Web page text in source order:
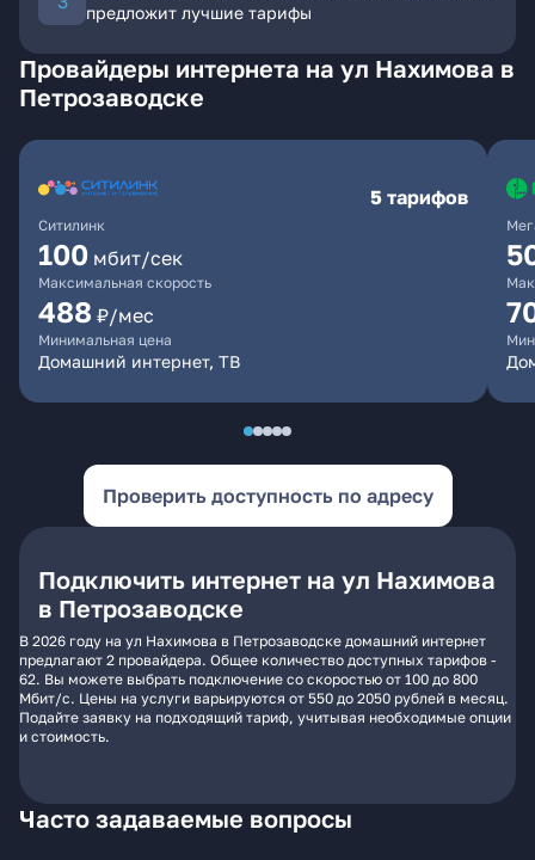
предложит лучшие тарифы
Провайдеры интернета на ул Нахимова в
Петрозаводске
Ситилинк
5 тарифов
100 мбит/сек
Максимальная скорость
488 ₽/мес
Минимальная цена
Домашний интернет, ТВ
Проверить доступность по адресу
Подключить интернет на ул Нахимова
в Петрозаводске
В 2026 году на ул Нахимова в Петрозаводске домашний интернет
предлагают 2 провайдера. Общее количество доступных тарифов -
62. Вы можете выбрать подключение со скоростью от 100 до 800
Мбит/с. Цены на услуги варьируются от 550 до 2050 рублей в месяц.
Подайте заявку на подходящий тариф, учитывая необходимые опции
и стоимость.
Часто задаваемые вопросы